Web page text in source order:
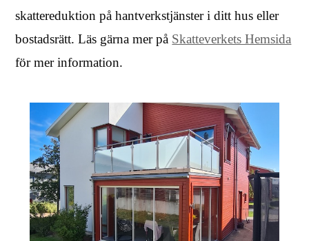
skattereduktion på hantverkstjänster i ditt hus eller
bostadsrätt. Läs gärna mer på Skatteverkets Hemsida
för mer information.